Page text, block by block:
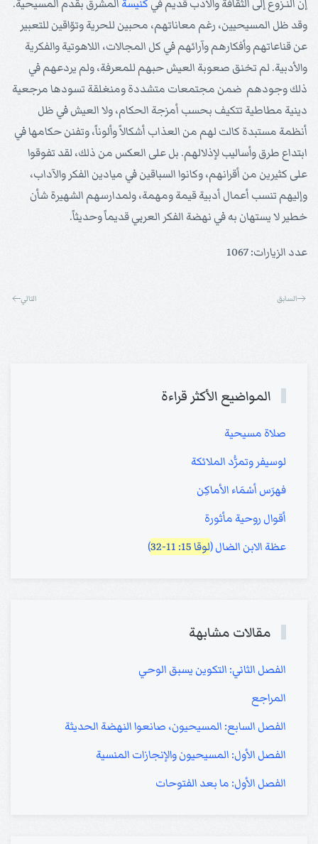
إن النـزوع إلى الثقافة والأدب قديم في كنيسة المشرق بقدم المسيحية.
وقد ظل المسيحيين، رغم معاناتهم، محبين للحرية وتوّاقين للتعبير
عن قناعاتهم وأفكارهم وآرائهم في كل المجالات، اللاهوتية والفكرية
والأدبية. لم تخنق صعوبة العيش حبهم للمعرفة، ولم يردعهم في
ذلك وجودهم ضمن مجتمعات متشددة ومنغلقة تسودها مرجعية
دينية مطاطية تتكيف بحسب أمزجة الحكام، ولا العيش في ظل
أنظمة مستبدة كالت لهم من العذاب أشكالاً وألوناً، وتفنن حكامها في
ابتداع طرق وأساليب لإذلالهم. بل على العكس من ذلك، لقد تفوقوا
على كثيرين من أقرانهم، وكانوا السباقين في ميادين الفكر والآداب،
وإليهم تنسب أعمال أدبية قيمة ومهمة، ولمدارسهم الشهيرة شأن
خطير لا يستهان به في نهضة الفكر العربي قديماً وحديثاً.
عدد الزيارات: 1067
السابق التالي
المواضيع الأكثر قراءة
صلاة مسيحية
لوسيفر وتمرُّد الملائكة
فهرَس أسْمَاء الأماكِن
أقوال روحية مأثورة
عظة الابن الضال (لوقا 15: 11-32 )
مقالات مشابهة
الفصل الثاني: التكوين يسبق الوحي
المراجع
الفصل السابع: المسيحيون، صانعوا النهضة الحديثة
الفصل الأول: المسيحيون والإنجازات المنسية
الفصل الأول: ما بعد الفتوحات